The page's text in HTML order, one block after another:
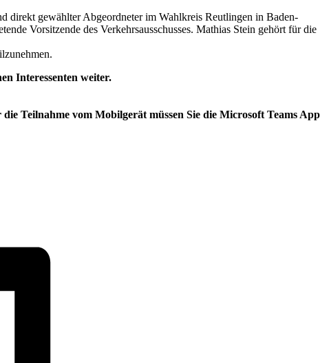
direkt gewählter Abgeordneter im Wahlkreis Reutlingen in Baden-
Vorsitzende des Verkehrsausschusses. Mathias Stein gehört für die
Interessenten weiter.
Teilnahme vom Mobilgerät müssen Sie die Microsoft Teams App